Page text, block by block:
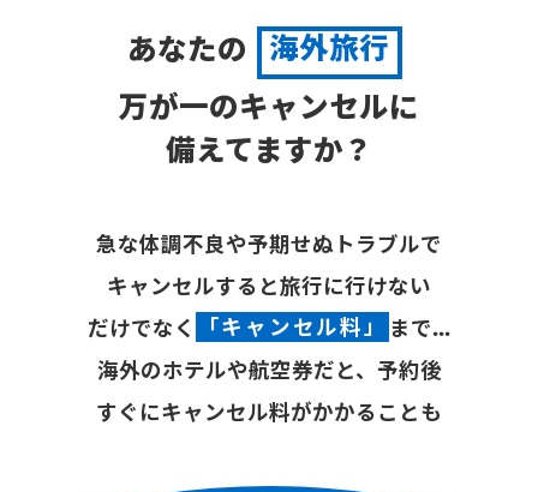
あなたの
海外旅行
万が一のキャンセルに
備えてますか？
急な体調不良や予期せぬトラブルで
キャンセルすると旅行に行けない
だけでなく 「キャンセル料」 まで...
海外のホテルや航空券だと、予約後
すぐにキャンセル料がかかることも